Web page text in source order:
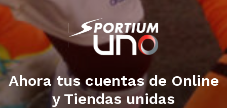
Ahora tus cuentas de Online
y Tiendas unidas